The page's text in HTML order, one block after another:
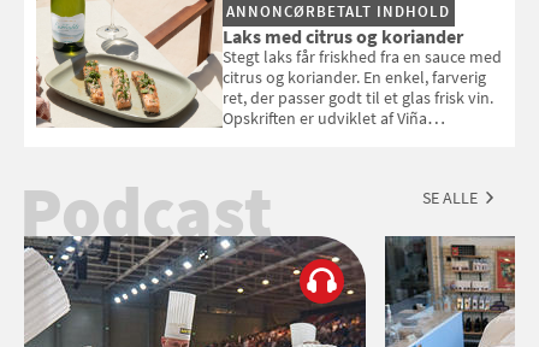
ANNONCØRBETALT INDHOLD
Laks med citrus og koriander
Stegt laks får friskhed fra en sauce med
citrus og koriander. En enkel, farverig
ret, der passer godt til et glas frisk vin.
Opskriften er udviklet af Viña
Podcast SE ALLE